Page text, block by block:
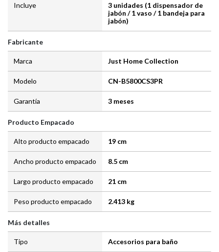
Incluye
3 unidades (1 dispensador de
jabón / 1 vaso / 1 bandeja para
jabón)
Fabricante
Marca Just Home Collection
Modelo CN-B5800CS3PR
Garantía 3 meses
Producto Empacado
Alto producto empacado 19 cm
Ancho producto empacado 8.5 cm
Largo producto empacado 21 cm
Peso producto empacado 2.413 kg
Más detalles
Tipo Accesorios para baño